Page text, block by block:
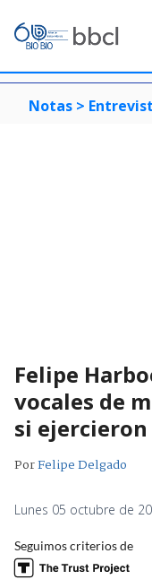
Notas >
Felipe
vocales de
si ejercieron
PorFelipe Delgado
Lunes 05 octubre de
Seguimos criterios de